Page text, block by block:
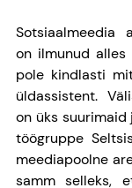
Sotsiaalmeedia
on ilmunud
pole kindlasti
üldassistent.
on üks
töögruppe
meediapoolne
samm selleks,